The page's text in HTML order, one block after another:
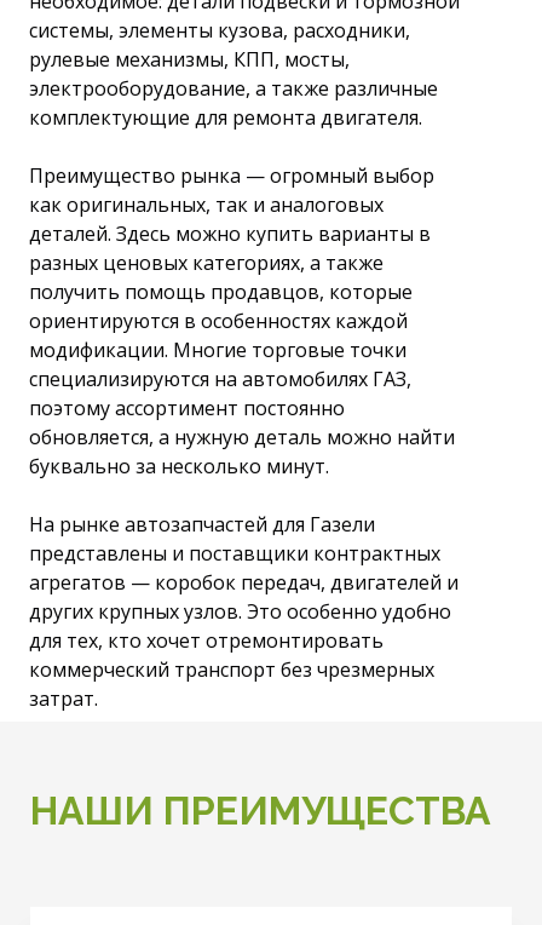
системы, элементы кузова, расходники,
рулевые механизмы, КПП, мосты,
электрооборудование, а также различные
комплектующие для ремонта двигателя.
Преимущество рынка — огромный выбор
как оригинальных, так и аналоговых
деталей. Здесь можно купить варианты в
разных ценовых категориях, а также
получить помощь продавцов, которые
ориентируются в особенностях каждой
модификации. Многие торговые точки
специализируются на автомобилях ГАЗ,
поэтому ассортимент постоянно
обновляется, а нужную деталь можно найти
буквально за несколько минут.
На рынке автозапчастей для Газели
представлены и поставщики контрактных
агрегатов — коробок передач, двигателей и
других крупных узлов. Это особенно удобно
для тех, кто хочет отремонтировать
коммерческий транспорт без чрезмерных
затрат.
НАШИ ПРЕИМУЩЕСТВА